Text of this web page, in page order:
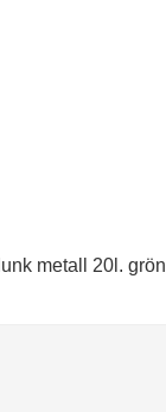
metall 20l. grön